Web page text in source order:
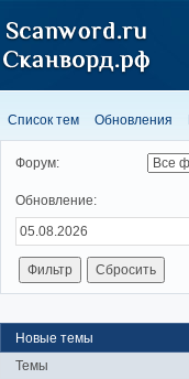
Список тем Обновления
Форум:
Обновление:
Новые темы
Темы